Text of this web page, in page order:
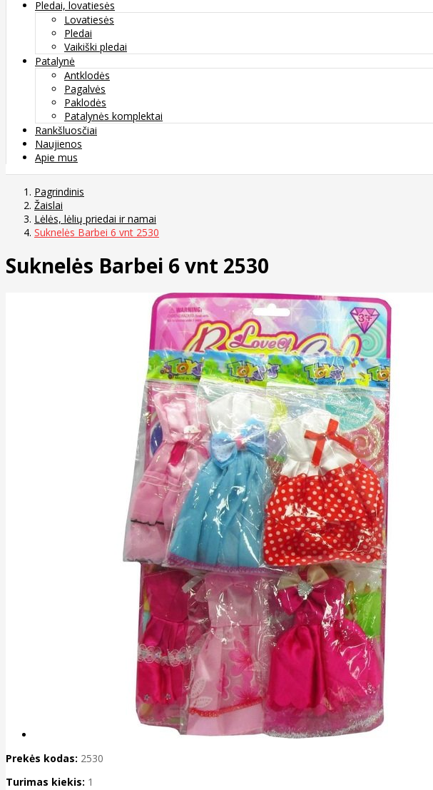
Pledai, lovatiesės
Lovatiesės
Pledai
Vaikiški pledai
Patalynė
Antklodės
Pagalvės
Paklodės
Patalynės komplektai
Rankšluosčiai
Naujienos
Apie mus
Pagrindinis
Žaislai
Lėlės, lėlių priedai ir namai
Suknelės Barbei 6 vnt 2530
Suknelės Barbei 6 vnt 2530
Prekės kodas: 2530
Turimas kiekis: 1